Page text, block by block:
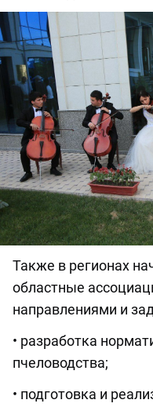
Также в регионах
областные
направлениями и
• разработка
пчеловодства;
• подготовка и